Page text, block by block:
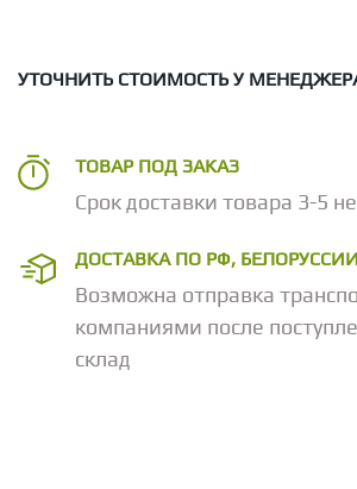
УТОЧНИТЬ СТОИМОСТЬ У
ТОВАР ПОД ЗАКАЗ
Срок доставки товара 3-5
ДОСТАВКА ПО РФ,
Возможна отправка
компаниями после
склад